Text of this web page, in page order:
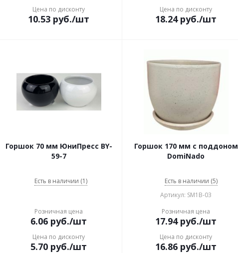
Цена по дисконту
10.53 руб./шт
Цена по дисконту
18.24руб./шт
Горшок 70 мм ЮниПресс BY-
59-7
Есть в наличии (1)
Розничная цена
6.06 руб./шт
Цена по дисконту
5.70 руб./шт
Горшок 170 мм с поддоном
DomiNado
Есть в наличии (5)
Артикул: SM1B-03
Розничная цена
17.94руб./шт
Цена по дисконту
16.86 руб./шт